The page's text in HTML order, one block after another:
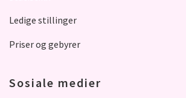
Ledige stillinger
Priser og gebyrer
Sosiale medier